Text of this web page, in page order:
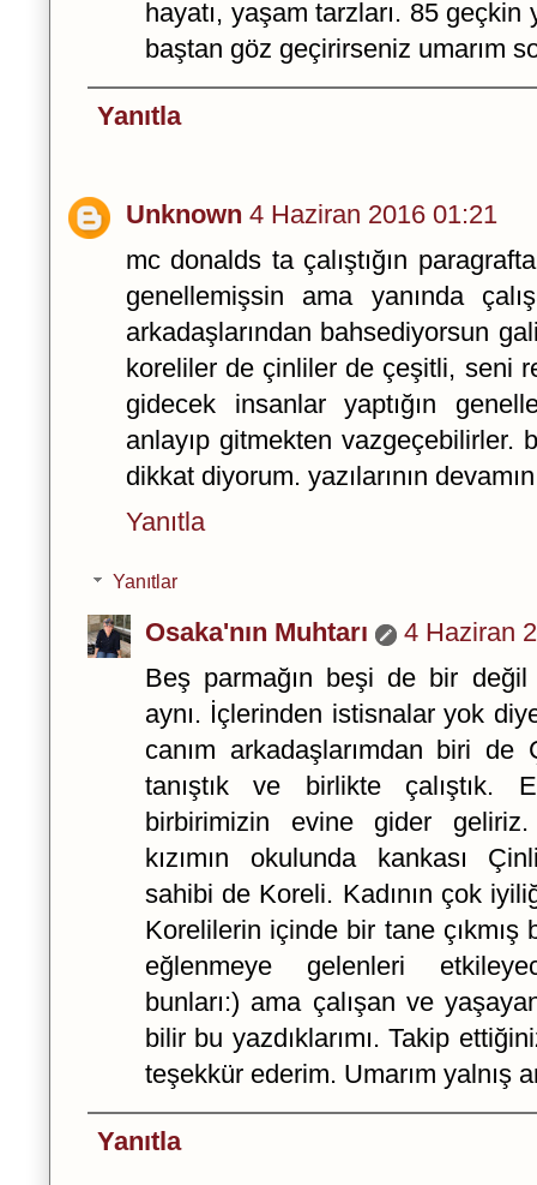
hayatı, yaşam tarzları. 85 geçkin
baştan göz geçirirseniz umarım
Yanıtla
Unknown 4 Haziran 2016 01:21
mc donalds ta çalıştığın
genellemişsin ama yanında
arkadaşlarından bahsediyorsun
koreliler de çinliler de çeşitli, seni
gidecek insanlar yaptığın
anlayıp gitmekten vazgeçebilirler.
dikkat diyorum. yazılarının
Yanıtla
Yanıtlar
Osaka'nın Muhtarı
4 Haziran
Beş parmağın beşi de bir
aynı. İçlerinden istisnalar yok
canım arkadaşlarımdan biri de
tanıştık ve birlikte
birbirimizin evine gider
kızımın okulunda kankası
sahibi de Koreli. Kadının çok
Korelilerin içinde bir tane çıkmış
eğlenmeye gelenleri
bunları:) ama çalışan ve
bilir bu yazdıklarımı. Takip
teşekkür ederim. Umarım yalnış
Yanıtla